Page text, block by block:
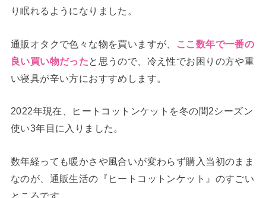
り眠れるようになりました。
通販オタクで色々な物を買いますが、
ここ数年で一番の
良い買い物だったと思うので、冷え性でお困りの方や重
い寝具が辛い方におすすめします。
2022年現在、ヒートコットンケットを冬の間2シーズン
使い3年目に入りました。
数年経っても暖かさや風合いが変わらず購入当初のまま
なのが、通販生活の『ヒートコットンケット』のすごい
ところです。